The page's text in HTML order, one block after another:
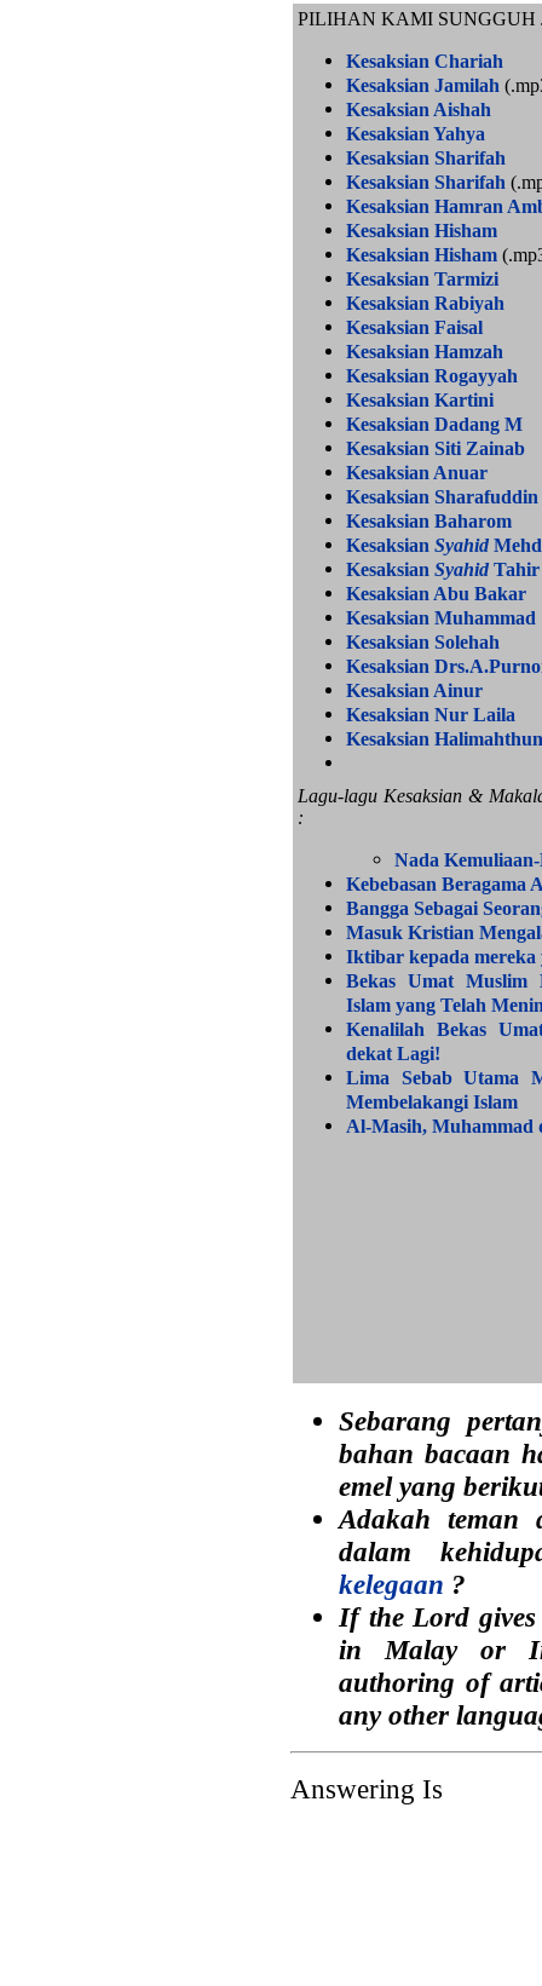
PILIHAN KAMI SUNGGUH
Kesaksian Chariah
Kesaksian Jamilah
Kesaksian Aishah
Kesaksian Yahya
Kesaksian Sharifah
Kesaksian Sharifah
Kesaksian Hamran
Kesaksian Hisham
Kesaksian Hisham
Kesaksian Tarmizi
Kesaksian Rabiyah
Kesaksian Faisal
Kesaksian Hamzah
Kesaksian Rogayyah
Kesaksian Kartini
Kesaksian Dadang M
Kesaksian Siti Zainab
Kesaksian Anuar
Kesaksian Sharafuddin
Kesaksian Baharom
Kesaksian Syahid
Kesaksian Syahid
Kesaksian Abu Bakar
Kesaksian Muhammad
Kesaksian Solehah
Kesaksian
Kesaksian Ainur
Kesaksian Nur Laila
Kesaksian Halimahthun
Lagu-lagu Kesaksian &
:
Nada
Kebebasan Beragama
Bangga Sebagai
Masuk Kristian
Iktibar kepada mereka
Bekas Umat Muslim
Islam yang Telah
Kenalilah Bekas
dekat Lagi!
Lima Sebab Utama
Membelakangi Islam
Al-Masih, Muhammad
Sebarang
bahan bacaan
emel yang
Adakah teman
dalam
kelegaan ?
If the Lord
in Malay or
authoring of
any other
Answering Is